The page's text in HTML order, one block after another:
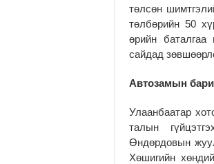
төлсөн
төлбөрийн 50
өрийн баталгаа
сайдад
Автозамын
Улаанбаатар
талын
Өндөрдовын
Хөшигийн